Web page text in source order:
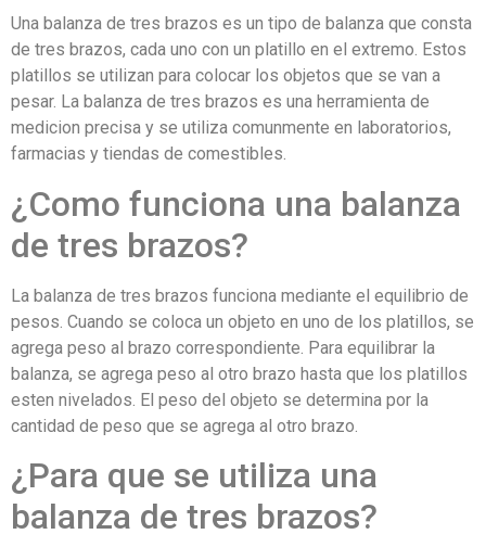
Una balanza de tres brazos es un tipo de balanza que consta
de tres brazos, cada uno con un platillo en el extremo. Estos
platillos se utilizan para colocar los objetos que se van a
pesar. La balanza de tres brazos es una herramienta de
medicion precisa y se utiliza comunmente en laboratorios,
farmacias y tiendas de comestibles.
¿Como funciona una balanza
de tres brazos?
La balanza de tres brazos funciona mediante el equilibrio de
pesos. Cuando se coloca un objeto en uno de los platillos, se
agrega peso al brazo correspondiente. Para equilibrar la
balanza, se agrega peso al otro brazo hasta que los platillos
esten nivelados. El peso del objeto se determina por la
cantidad de peso que se agrega al otro brazo.
¿Para que se utiliza una
balanza de tres brazos?